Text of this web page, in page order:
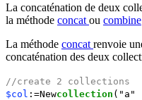
La concaténation de deux
la méthode concat ou combine
La méthode concat renvoie
concaténation des deux
//create 2 collections
$col :=Newcollection ("a"